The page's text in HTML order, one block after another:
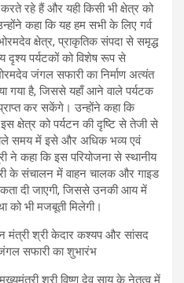
रहे हैं और यही किसी भी क्षेत्र को
कहा कि यह हम सभी के लिए गर्व
क्षेत्र, प्राकृतिक संपदा से समृद्ध
पर्यटकों को विशेष रूप से
जंगल सफारी का निर्माण अत्यंत
गया है, जिससे यहाँ आने वाले पर्यटक
कर सकेंगे। उन्होंने कहा कि
क्षेत्र को पर्यटन की दृष्टि से तेजी से
समय में इसे और अधिक भव्य एवं
ने कहा कि इस परियोजना से स्थानीय
के संचालन में वाहन चालक और गाइड
दी जाएगी, जिससे उनकी आय में
को भी मजबूती मिलेगी।
श्री विष्णु देव साय के नेतृत्व में